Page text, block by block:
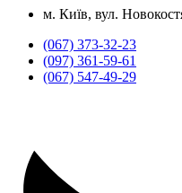
м. Київ, вул.
(067) 373-32-23
(097) 361-59-61
(067) 547-49-29